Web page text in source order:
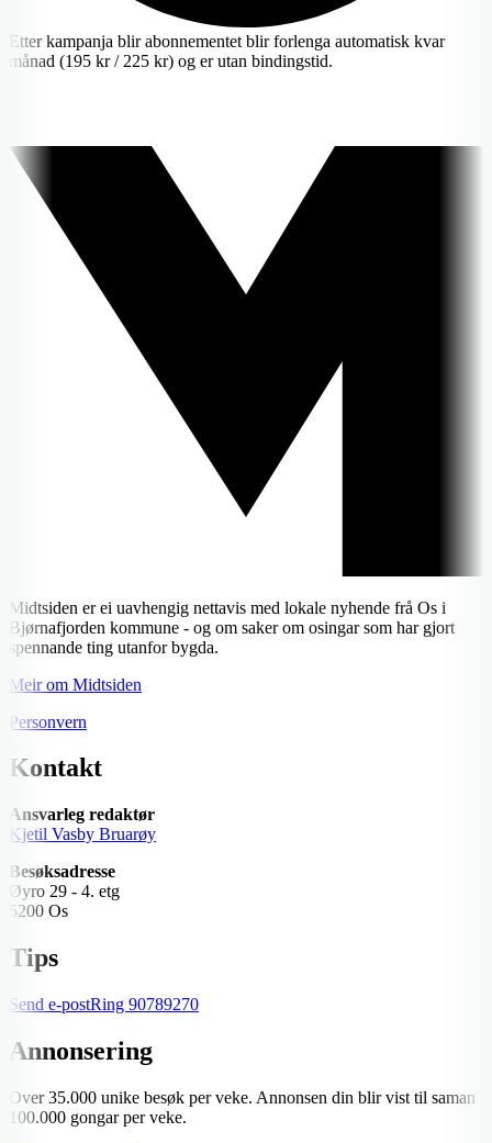
Etter kampanja blir abonnementet blir forlenga automatisk kvar
månad (195 kr / 225 kr) og er utan bindingstid.
Midtsiden er ei uavhengig nettavis med lokale nyhende frå Os i
Bjørnafjorden kommune - og om saker om osingar som har gjort
spennande ting utanfor bygda.
Meir om Midtsiden
Personvern
Kontakt
Ansvarleg redaktør
Kjetil Vasby Bruarøy
Besøksadresse
Øyro 29 - 4. etg
5200 Os
Tips
Send e-postRing 90789270
Annonsering
Over 35.000 unike besøk per veke. Annonsen din blir vist til saman
100.000 gongar per veke.